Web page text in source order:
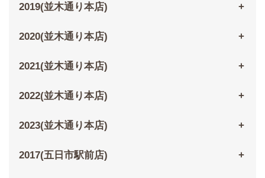
2019(並木通り本店)
2020(並木通り本店)
2021(並木通り本店)
2022(並木通り本店)
2023(並木通り本店)
2017(五日市駅前店)